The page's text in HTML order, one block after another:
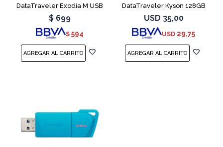
DataTraveler Exodia M USB
3.2
$ 699
$ 594
DataTraveler Kyson 128GB
USB 3.2
USD 35,00
USD 29,75